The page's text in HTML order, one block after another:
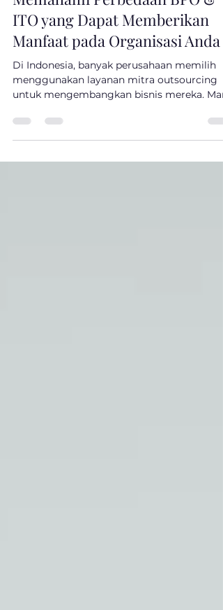
Memahami Perbedaan BPO &
ITO yang Dapat Memberikan
Manfaat pada Organisasi Anda
Di Indonesia, banyak perusahaan memilih
untuk mengembangkan bisnis mereka. Mari
kita identifikasi...